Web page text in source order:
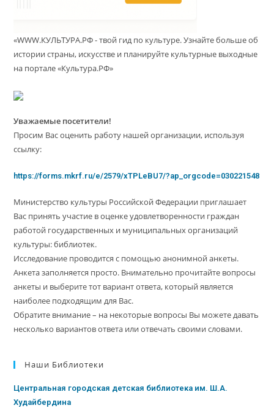
«WWW.КУЛЬТУРА.РФ - твой гид по культуре. Узнайте больше об
истории страны, искусстве и планируйте культурные выходные
на портале «Культура.РФ»
Уважаемые посетители!
Просим Вас оценить работу нашей организации, используя
ссылку:
https://forms.mkrf.ru/e/2579/xTPLeBU7/?ap_orgcode=030221548
Министерство культуры Российской Федерации приглашает
Вас принять участие в оценке удовлетворенности граждан
работой государственных и муниципальных организаций
культуры: библиотек.
Исследование проводится с помощью анонимной анкеты.
Анкета заполняется просто. Внимательно прочитайте вопросы
анкеты и выберите тот вариант ответа, который является
наиболее подходящим для Вас.
Обратите внимание – на некоторые вопросы Вы можете давать
несколько вариантов ответа или отвечать своими словами.
Наши Библиотеки
Центральная городская детская библиотека им. Ш.А.
Худайбердина